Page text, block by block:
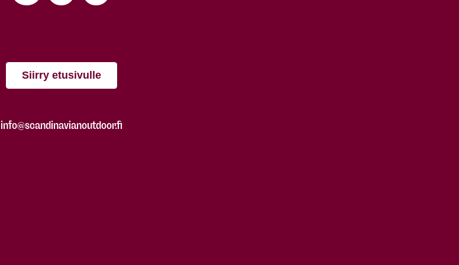
Siirry etusivulle
info@scandinavianoutdoor.fi